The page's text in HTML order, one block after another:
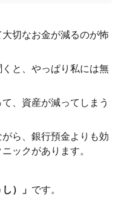
大切なお金が減るのが怖
くと、やっぱり私には無
、資産が減ってしまう
ら、銀行預金よりも効
ックがあります。
）」 です。